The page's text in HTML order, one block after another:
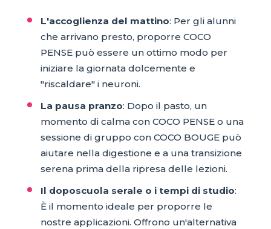
L'accoglienza del mattino: Per gli alunni
che arrivano presto, proporre COCO
PENSE può essere un ottimo modo per
iniziare la giornata dolcemente e
"riscaldare" i neuroni.
La pausa pranzo: Dopo il pasto, un
momento di calma con COCO PENSE o una
sessione di gruppo con COCO BOUGE può
aiutare nella digestione e a una transizione
serena prima della ripresa delle lezioni.
Il doposcuola serale o i tempi di studio:
È il momento ideale per proporre le
nostre applicazioni. Offrono un'alternativa